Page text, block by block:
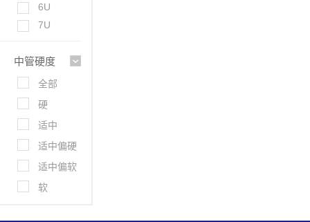
6U
7U
中管硬度
全部
硬
适中
适中偏硬
适中偏软
软